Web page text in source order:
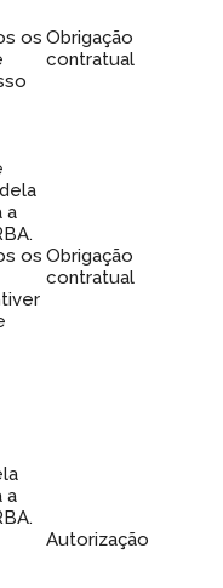
os
a
Obrigação
contratual
os
a
Obrigação
contratual
Autorização